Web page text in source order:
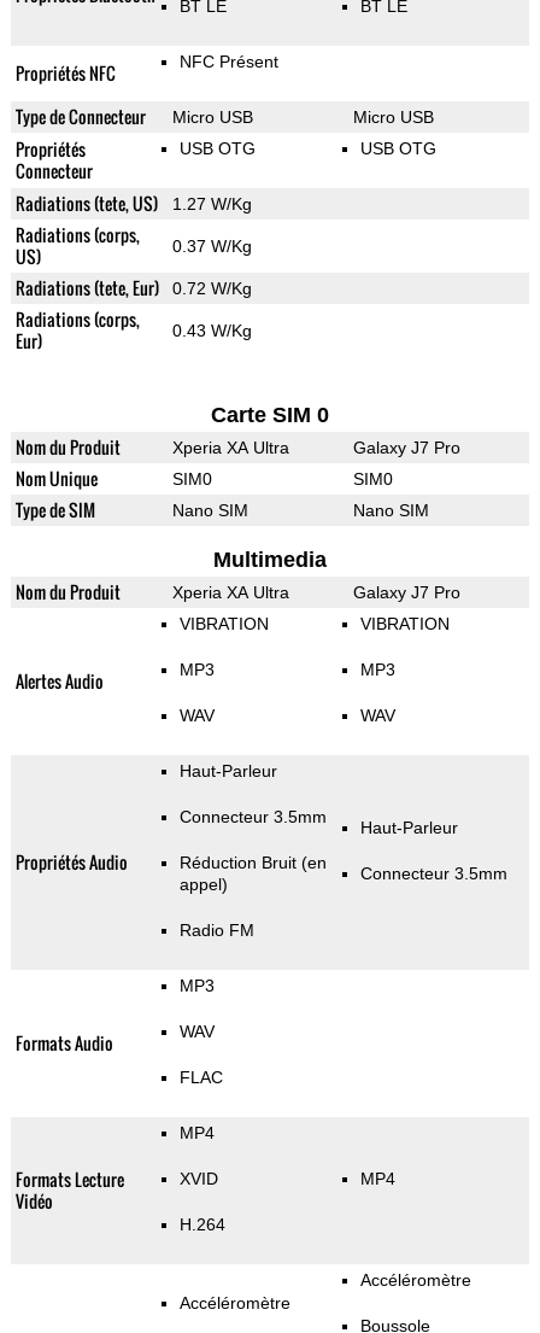
BT LE BT LE
Propriétés NFC NFC Présent
Type de Connecteur Micro USB Micro USB
Propriétés
Connecteur
USB OTG USB OTG
Radiations (tete, US) 1.27 W/Kg
Radiations (corps,
US)
0.37 W/Kg
Radiations (tete, Eur) 0.72 W/Kg
Radiations (corps,
Eur)
0.43 W/Kg
Carte SIM 0
Nom du Produit Xperia XA Ultra Galaxy J7 Pro
Nom Unique SIM0 SIM0
Type de SIM Nano SIM Nano SIM
Multimedia
Nom du Produit Xperia XA Ultra Galaxy J7 Pro
Alertes Audio
VIBRATION
MP3
WAV
VIBRATION
MP3
WAV
Propriétés Audio
Haut-Parleur
Connecteur 3.5mm
Réduction Bruit (en
appel)
Radio FM
Haut-Parleur
Connecteur 3.5mm
Formats Audio
MP3
WAV
FLAC
Formats Lecture
Vidéo
MP4
XVID
H.264
MP4
Accéléromètre
Accéléromètre
Boussole